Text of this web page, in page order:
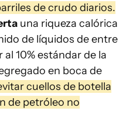
de crudo diarios.
una riqueza calórica
de líquidos de entre
10% estándar de la
en boca de
cuellos de botella
de petróleo no